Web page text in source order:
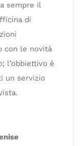
sempre il
di
con le novità
l’obbiettivo è
un servizio